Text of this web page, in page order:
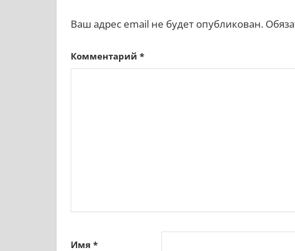
Ваш адрес email не будет опубликован.
Комментарий *
Имя *